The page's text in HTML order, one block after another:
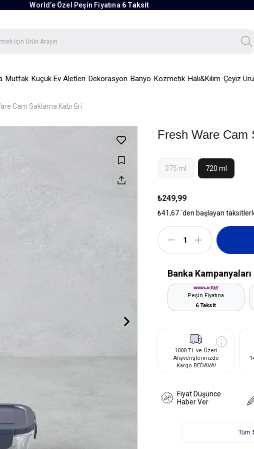
World’e Özel Peşin Fiyatına 6 Taksit
Mutfak Küçük Ev Aletleri Dekorasyon Banyo Kozmetik Halı&Kilim Çeyiz
Cam Saklama Kabı Gri
Fresh Ware Cam
375 ml 720 ml
₺249,99
₺41,67`den başlayan
Banka Kampanyaları
Peşin Fiyatına
6 Taksit
1000 TL ve Üzeri
Alışverişlerinizde
Kargo BEDAVA!
Fiyat Düşünce
Haber Ver
Tüm